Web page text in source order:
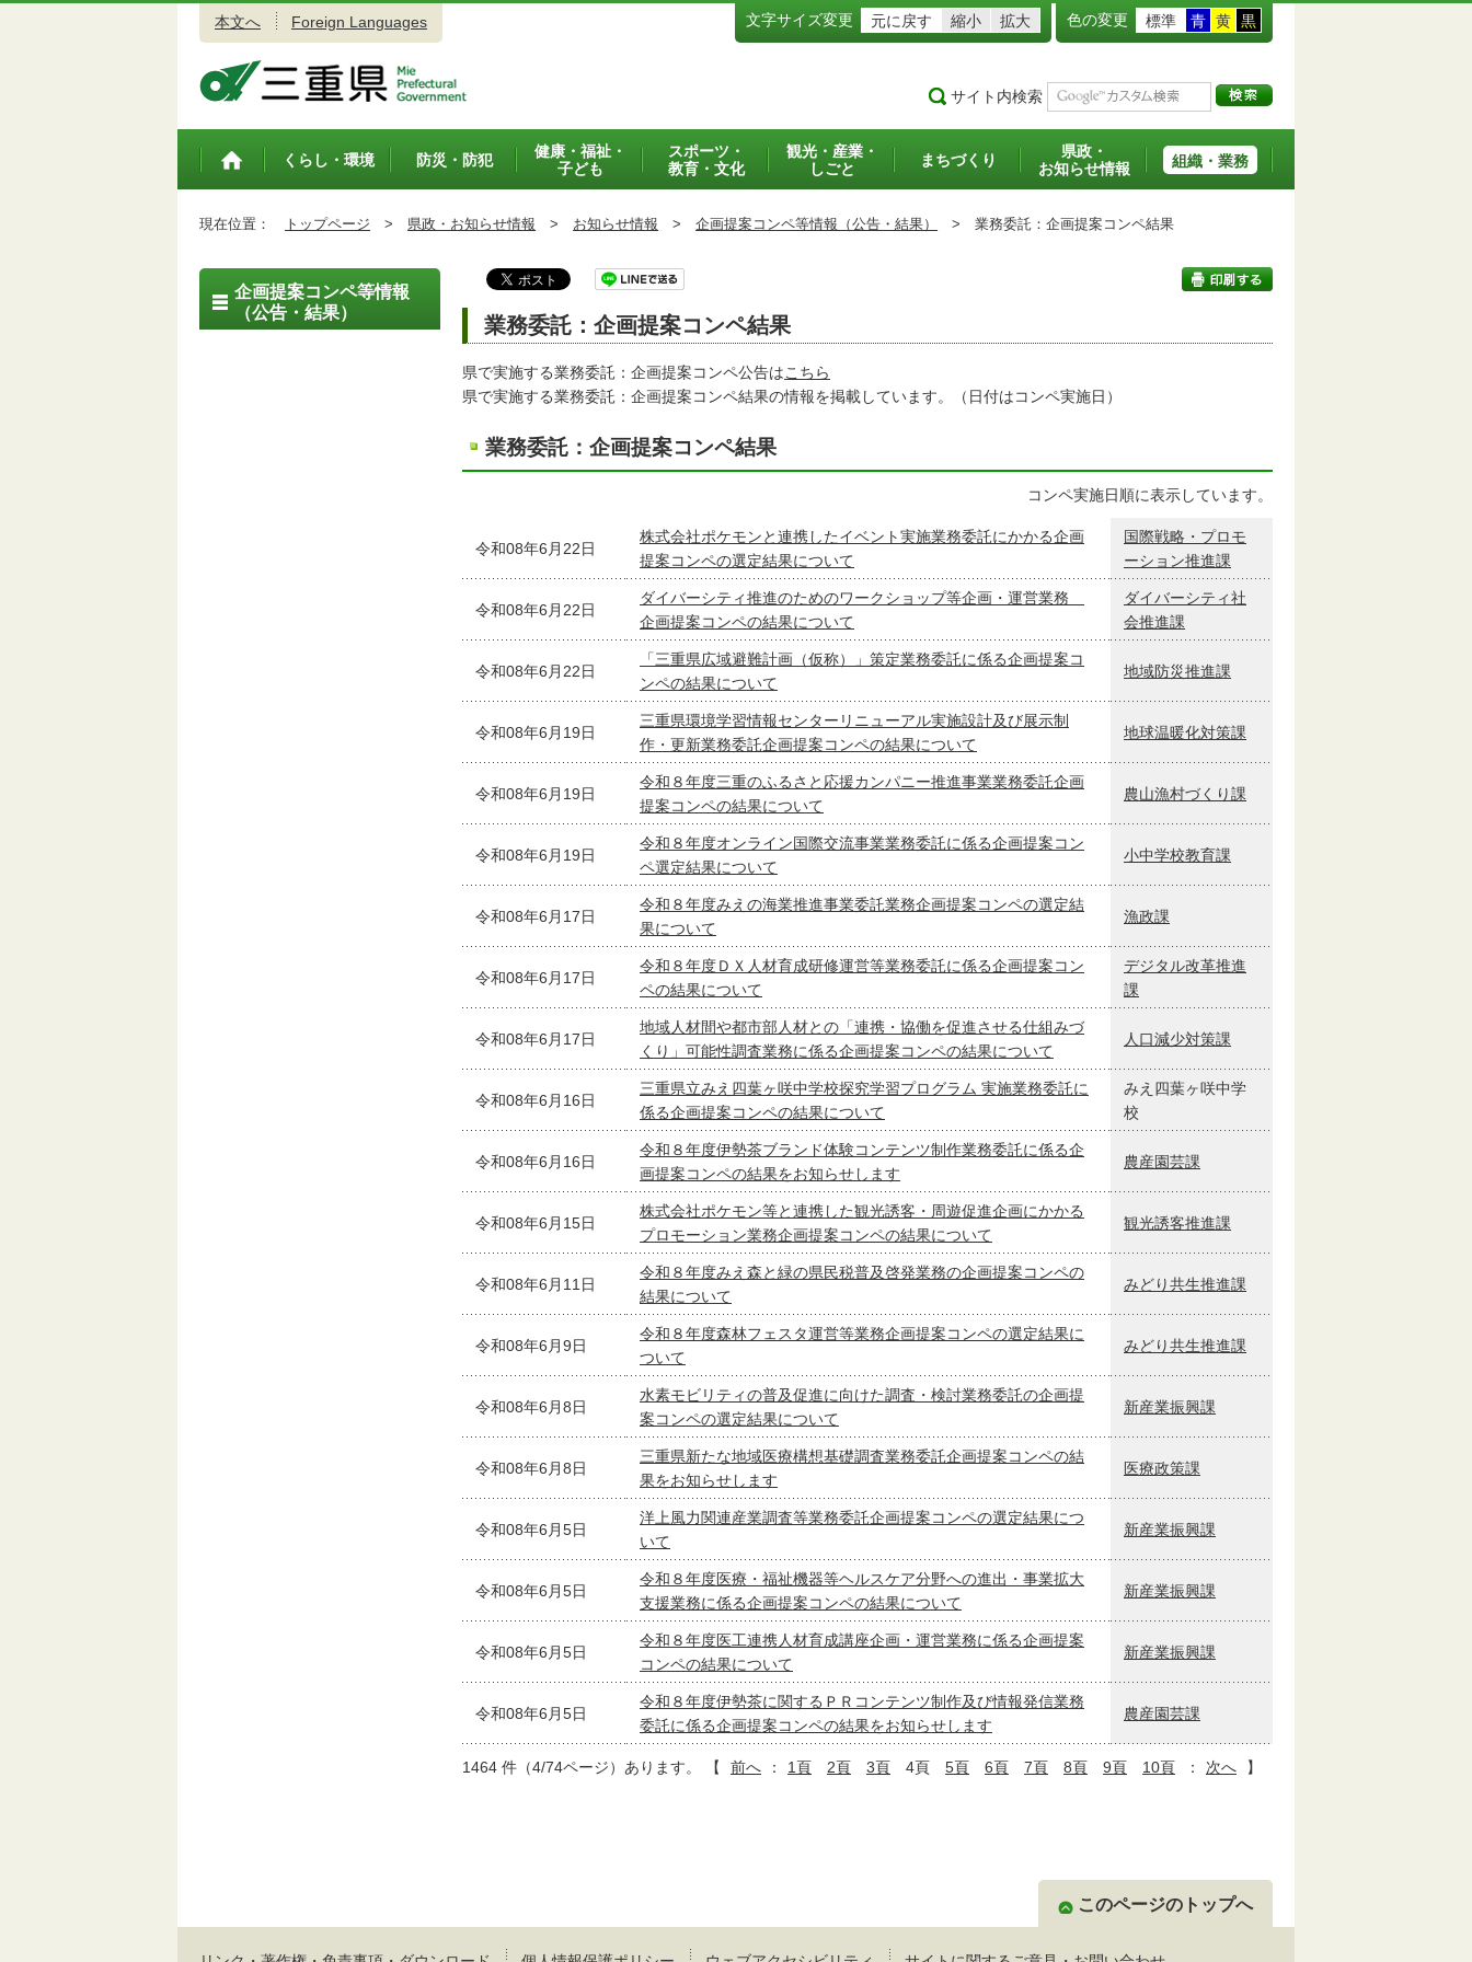
本文へ Foreign Languages 文字サイズ変更 元に戻す 縮小 拡大 色の変更 標準 青 黄 黒
サイト内検索
トップペ
くらし・環境 防災・防犯
健康・福祉・
子ども
スポーツ・
教育・文化
観光・産業・
しごと
まちづくり
県政・
お知らせ情報
組織・業務
現在位置： トップページ > 県政・お知らせ情報 > お知らせ情報 > 企画提案コンペ等情報（公告・結果） > 業務委託：企画提案コンペ結果
業務委託：企画提案コンペ結果
県で実施する業務委託：企画提案コンペ公告はこちら
県で実施する業務委託：企画提案コンペ結果の情報を掲載しています。（日付はコンペ実施日）
業務委託：企画提案コンペ結果
コンペ実施日順に表示しています。
令和08年6月22日
株式会社ポケモンと連携したイベント実施業務委託にかかる企画
提案コンペの選定結果について
国際戦略・プロモ
ーション推進課
令和08年6月22日
ダイバーシティ推進のためのワークショップ等企画・運営業務
企画提案コンペの結果について
ダイバーシティ社
会推進課
令和08年6月22日
「三重県広域避難計画（仮称）」策定業務委託に係る企画提案コ
ンペの結果について
地域防災推進課
令和08年6月19日
三重県環境学習情報センターリニューアル実施設計及び展示制
作・更新業務委託企画提案コンペの結果について
地球温暖化対策課
令和08年6月19日
令和８年度三重のふるさと応援カンパニー推進事業業務委託企画
提案コンペの結果について
農山漁村づくり課
令和08年6月19日
令和８年度オンライン国際交流事業業務委託に係る企画提案コン
ペ選定結果について
小中学校教育課
令和08年6月17日
令和８年度みえの海業推進事業委託業務企画提案コンペの選定結
果について
漁政課
令和08年6月17日
令和８年度ＤＸ人材育成研修運営等業務委託に係る企画提案コン
ペの結果について
デジタル改革推進
課
令和08年6月17日
地域人材間や都市部人材との「連携・協働を促進させる仕組みづ
くり」可能性調査業務に係る企画提案コンペの結果について
人口減少対策課
令和08年6月16日
三重県立みえ四葉ヶ咲中学校探究学習プログラム 実施業務委託に
係る企画提案コンペの結果について
みえ四葉ヶ咲中学
校
令和08年6月16日
令和８年度伊勢茶ブランド体験コンテンツ制作業務委託に係る企
画提案コンペの結果をお知らせします
農産園芸課
令和08年6月15日
株式会社ポケモン等と連携した観光誘客・周遊促進企画にかかる
プロモーション業務企画提案コンペの結果について
観光誘客推進課
令和08年6月11日
令和８年度みえ森と緑の県民税普及啓発業務の企画提案コンペの
結果について
みどり共生推進課
令和08年6月9日
令和８年度森林フェスタ運営等業務企画提案コンペの選定結果に
ついて
みどり共生推進課
令和08年6月8日
水素モビリティの普及促進に向けた調査・検討業務委託の企画提
案コンペの選定結果について
新産業振興課
令和08年6月8日
三重県新たな地域医療構想基礎調査業務委託企画提案コンペの結
果をお知らせします
医療政策課
令和08年6月5日
洋上風力関連産業調査等業務委託企画提案コンペの選定結果につ
いて
新産業振興課
令和08年6月5日
令和８年度医療・福祉機器等ヘルスケア分野への進出・事業拡大
支援業務に係る企画提案コンペの結果について
新産業振興課
令和08年6月5日
令和８年度医工連携人材育成講座企画・運営業務に係る企画提案
コンペの結果について
新産業振興課
令和08年6月5日
令和８年度伊勢茶に関するＰＲコンテンツ制作及び情報発信業務
委託に係る企画提案コンペの結果をお知らせします
農産園芸課
1464 件（4/74ページ）あります。 【 前へ ： 1頁 2頁 3頁 4頁 5頁 6頁 7頁 8頁 9頁 10頁 ： 次へ 】
企画提案コンペ等情報
（公告・結果）
このページのトップへ